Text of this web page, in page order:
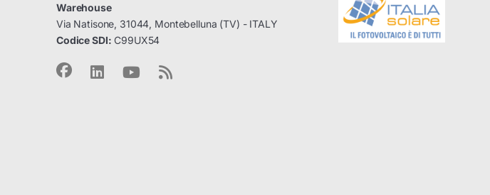
Warehouse
Via Natisone, 31044, Montebelluna (TV) - ITALY
Codice SDI: C99UX54